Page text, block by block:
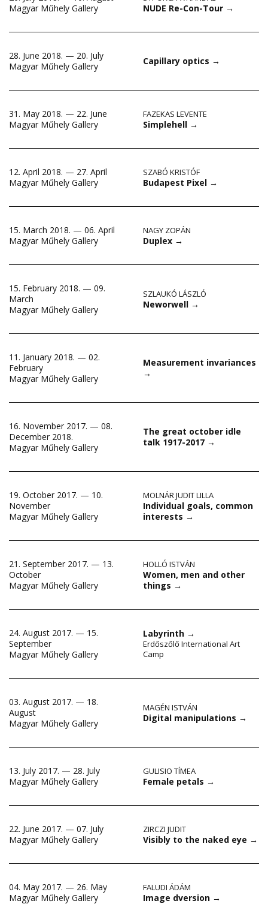
Magyar Műhely Gallery
NUDE Re-Con-Tour →
28. June 2018. — 20. July
Magyar Műhely Gallery
Capillary optics →
31. May 2018. — 22. June
Magyar Műhely Gallery
FAZEKAS LEVENTE
Simplehell →
12. April 2018. — 27. April
Magyar Műhely Gallery
SZABÓ KRISTÓF
Budapest Pixel →
15. March 2018. — 06. April
Magyar Műhely Gallery
NAGY ZOPÁN
Duplex →
15. February 2018. — 09.
March
Magyar Műhely Gallery
SZLAUKÓ LÁSZLÓ
Neworwell →
11. January 2018. — 02.
February
Magyar Műhely Gallery
Measurement invariances
→
16. November 2017. — 08.
December 2018.
Magyar Műhely Gallery
The great october idle
talk 1917-2017 →
19. October 2017. — 10.
November
Magyar Műhely Gallery
MOLNÁR JUDIT LILLA
Individual goals, common
interests →
21. September 2017. — 13.
October
Magyar Műhely Gallery
HOLLÓ ISTVÁN
Women, men and other
things →
24. August 2017. — 15.
September
Magyar Műhely Gallery
Labyrinth →
Erdőszőlő International Art
Camp
03. August 2017. — 18.
August
Magyar Műhely Gallery
MAGÉN ISTVÁN
Digital manipulations →
13. July 2017. — 28. July
Magyar Műhely Gallery
GULISIO TÍMEA
Female petals →
22. June 2017. — 07. July
Magyar Műhely Gallery
ZIRCZI JUDIT
Visibly to the naked eye →
04. May 2017. — 26. May
Magyar Műhely Gallery
FALUDI ÁDÁM
Image dversion →